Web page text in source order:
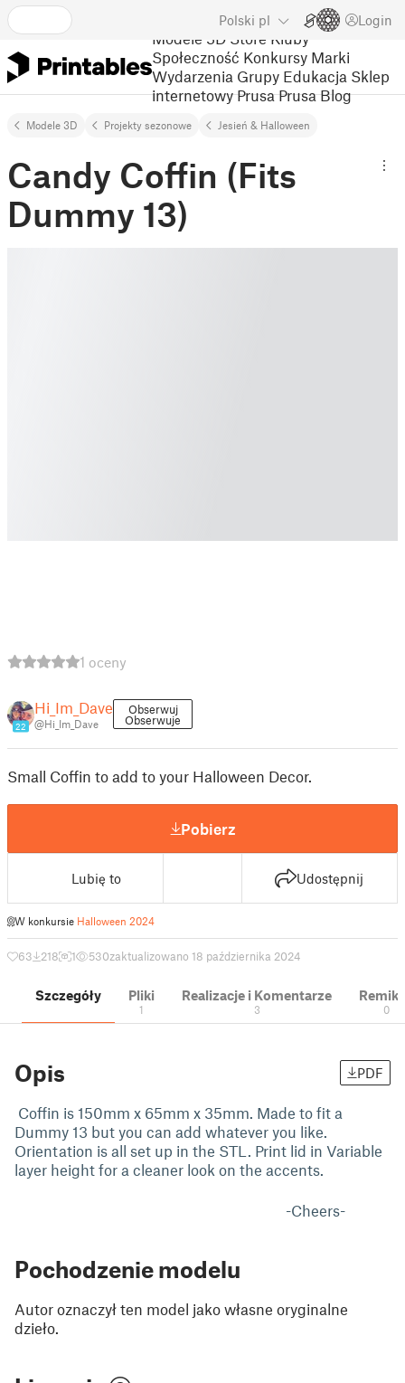
Polski pl Login
Modele 3D Store Kluby
Społeczność Konkursy Marki
Wydarzenia Grupy Edukacja Sklep
internetowy Prusa Prusa Blog
Modele 3D Projekty sezonowe Jesień & Halloween
Candy Coffin (Fits
Dummy 13)
1 oceny
22
Hi_Im_Dave
@Hi_Im_Dave
Obserwuj
Obserwuje
Small Coffin to add to your Halloween Decor.
Pobierz
Lubię to Udostępnij
W konkursie Halloween 2024
63 218 1 530zaktualizowano 18 października 2024
Szczegóły Pliki
1
Realizacje i Komentarze
3 0
Opis PDF
Coffin is 150mm x 65mm x 35mm. Made to fit a
Dummy 13 but you can add whatever you like.
Orientation is all set up in the STL. Print lid in Variable
layer height for a cleaner look on the accents.
-Cheers-
Pochodzenie modelu
Autor oznaczył ten model jako własne oryginalne
dzieło.